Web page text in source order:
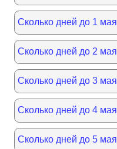
Сколько дней до 1 мая
Сколько дней до 2 мая
Сколько дней до 3 мая
Сколько дней до 4 мая
Сколько дней до 5 мая